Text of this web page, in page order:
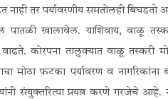
तर पर्यावरणीय समतोलही बिघडतो
पातळी खालावेल. याशिवाय, वाळू
वाढते.कोरपना तालुक्यात वाळू तस्करी
मोठा फटका पर्यावरण व
संयुक्तरित्या प्रयत्न करणे गरजेचे आहे.